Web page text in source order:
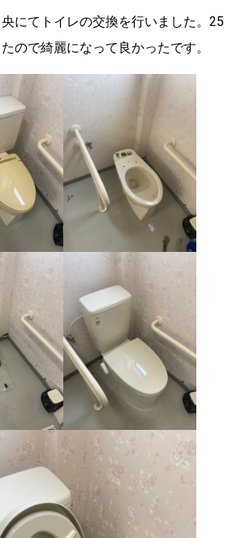
にてトイレの交換を行いました。25
ので綺麗になって良かったです。